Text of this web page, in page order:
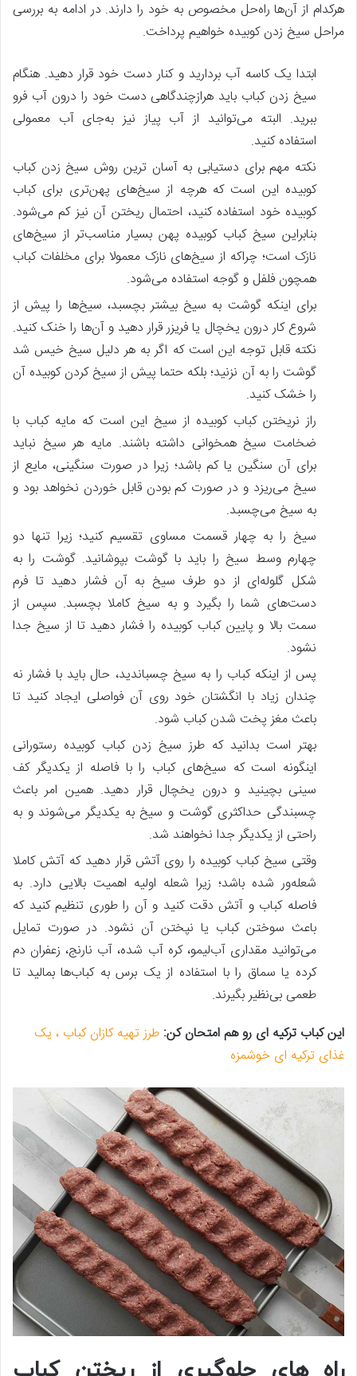
هرکدام از آن‌ها راه‌حل مخصوص به خود را دارند. در ادامه به بررسی
مراحل سیخ زدن کوبیده خواهیم پرداخت.
ابتدا یک کاسه آب بردارید و کنار دست خود قرار دهید. هنگام
سیخ زدن کباب باید هرازچندگاهی دست خود را درون آب فرو
ببرید. البته می‌توانید از آب پیاز نیز به‌جای آب معمولی
استفاده کنید.
نکته مهم برای دستیابی به آسان ترین روش سیخ زدن کباب
کوبیده این است که هرچه از سیخ‌های پهن‌تری برای کباب
کوبیده خود استفاده کنید، احتمال ریختن آن نیز کم می‌شود.
بنابراین سیخ کباب کوبیده پهن بسیار مناسب‌تر از سیخ‌های
نازک است؛ چراکه از سیخ‌های نازک معمولا برای مخلفات کباب
همچون فلفل و گوجه استفاده می‌شود.
برای‌ اینکه گوشت به سیخ بیشتر بچسبد، سیخ‌ها را پیش‌ از
شروع کار درون یخچال یا فریزر قرار دهید و آن‌ها را خنک کنید.
نکته قابل‌ توجه این است که اگر به هر دلیل سیخ خیس شد
گوشت را به آن نزنید؛ بلکه حتما پیش‌ از سیخ کردن کوبیده آن
را خشک کنید.
راز نریختن کباب کوبیده از سیخ این است که مایه کباب با
ضخامت سیخ همخوانی داشته باشند. مایه هر سیخ نباید
برای آن سنگین یا کم باشد؛ زیرا در صورت سنگینی، مایع از
سیخ می‌ریزد و در صورت کم بودن قابل خوردن نخواهد بود و
به سیخ می‌چسبد.
سیخ را به چهار قسمت مساوی تقسیم کنید؛ زیرا تنها دو
چهارم وسط سیخ را باید با گوشت بپوشانید. گوشت را به
شکل گلوله‌ای از دو طرف سیخ به آن فشار دهید تا فرم
دست‌های شما را بگیرد و به سیخ کاملا بچسبد. سپس از
سمت بالا و پایین کباب کوبیده را فشار دهید تا از سیخ جدا
نشود.
پس‌ از اینکه کباب را به سیخ چسباندید، حال باید با فشار نه‌
چندان زیاد با انگشتان خود روی آن فواصلی ایجاد کنید تا
باعث مغز پخت شدن کباب شود.
بهتر است بدانید که طرز سیخ زدن کباب کوبیده رستورانی
اینگونه است که سیخ‌های کباب را با فاصله از یکدیگر کف
سینی بچینید و درون یخچال قرار دهید. همین امر باعث
چسبندگی حداکثری گوشت و سیخ به یکدیگر می‌شوند و به‌
راحتی از یکدیگر جدا نخواهند شد.
وقتی سیخ کباب کوبیده را روی آتش قرار دهید که آتش کاملا
شعله‌ور شده باشد؛ زیرا شعله اولیه اهمیت بالایی دارد. به
فاصله کباب و آتش دقت کنید و آن را طوری تنظیم کنید که
باعث سوختن کباب یا نپختن آن نشود. در صورت تمایل
می‌توانید مقداری آب‌لیمو، کره آب شده، آب نارنج، زعفران دم
کرده یا سماق را با استفاده از یک برس به کباب‌ها بمالید تا
طعمی بی‌نظیر بگیرند.
این کباب ترکیه ای رو هم امتحان کن: طرز تهیه کازان کباب ، یک
غذای ترکیه ای خوشمزه